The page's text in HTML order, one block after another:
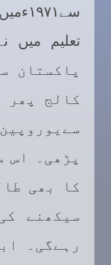
سے۱۹۷۱
تعلیم میں
پاکستان
کالج پھر
پڑھی۔ اس
کا بھی
سیکھنے
رہےگی۔